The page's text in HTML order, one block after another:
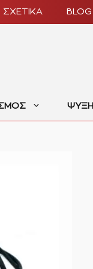
ΣΧΕΤΙΚΑ BLOG
ΨΥΞΗ